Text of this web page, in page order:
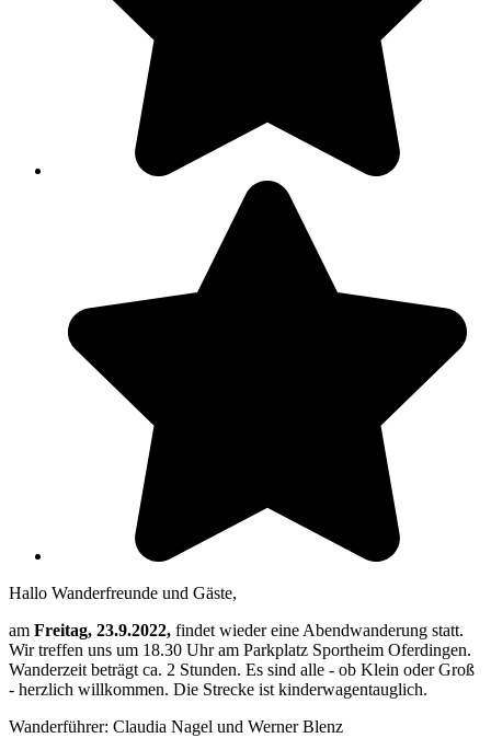
Hallo Wanderfreunde und Gäste,
am Freitag, 23.9.2022, findet wieder eine Abendwanderung statt.
Wir treffen uns um 18.30 Uhr am Parkplatz Sportheim Oferdingen.
Wanderzeit beträgt ca. 2 Stunden. Es sind alle - ob Klein oder Groß
- herzlich willkommen. Die Strecke ist kinderwagentauglich.
Wanderführer: Claudia Nagel und Werner Blenz